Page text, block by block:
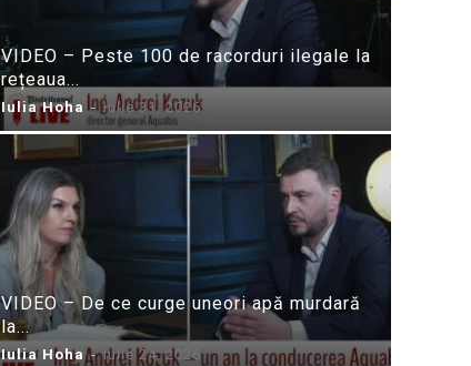
VIDEO – Peste 100 de racorduri ilegale la
rețeaua...
Iulia Hoha - iulie 31, 2026
VIDEO – De ce curge uneori apă murdară
la...
Iulia Hoha - iulie 24, 2026